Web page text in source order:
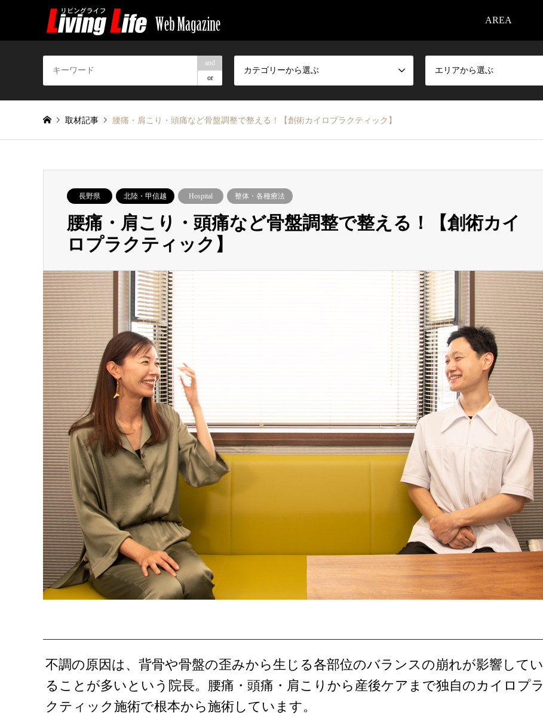
AREA
and
or
カテゴリーから選ぶ エリアから選ぶ
取材記事 腰痛・肩こり・頭痛など骨盤調整で整える！【創術カイロプラクティック】
長野県 北陸・甲信越 Hospital 整体・各種療法
腰痛・肩こり・頭痛など骨盤調整で整える！【創術カイ
ロプラクティック】
不調の原因は、背骨や骨盤の歪みから生じる各部位のバランスの崩れが影響してい
ることが多いという院長。腰痛・頭痛・肩こりから産後ケアまで独自のカイロプラ
クティック施術で根本から施術しています。